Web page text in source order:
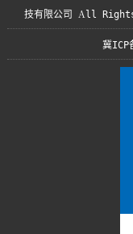
技有限公司 All
冀ICP